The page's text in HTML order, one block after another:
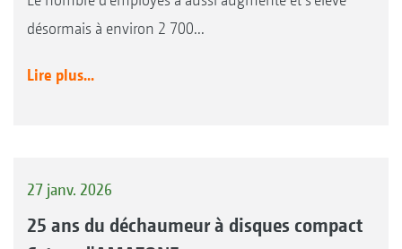
désormais à environ 2 700...
Lire plus...
27 janv. 2026
25 ans du déchaumeur à disques compact